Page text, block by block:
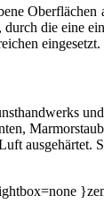
die eine
eingesetzt.